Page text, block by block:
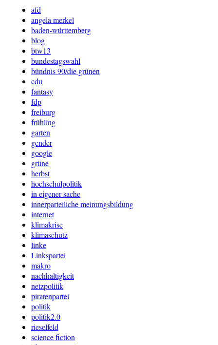
afd
angela merkel
baden-württemberg
blog
btw13
bundestagswahl
bündnis 90/die grünen
cdu
fantasy
fdp
freiburg
frühling
garten
gender
google
grüne
herbst
hochschulpolitik
in eigener sache
innerparteiliche meinungsbildung
internet
klimakrise
klimaschutz
linke
Linkspartei
makro
nachhaltigkeit
netzpolitik
piratenpartei
politik
politik2.0
rieselfeld
science fiction